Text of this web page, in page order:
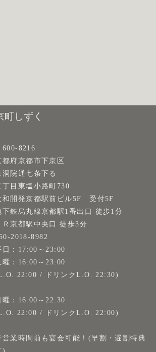
しずく
600-8216
都府京都市下京区
洞院通七条下る
丁目東塩小路町730
和開発京都駅前ビル5F 受付5F
下鉄烏丸線京都駅1番出口 徒歩1分
Ｒ京都駅中央口 徒歩3分
2018-8982
日：17:00～23:00
曜：16:00～23:00
22:00 / ドリンクL.O. 22:30)
曜：16:00～22:30
22:00 / ドリンクL.O. 22:00)
業時間前も宴会可能！(早割・遅割特典